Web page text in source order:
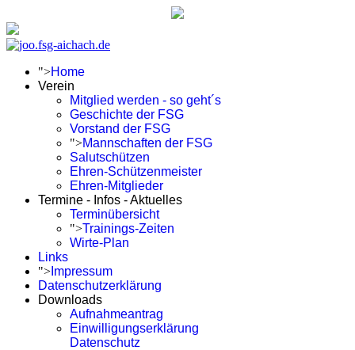
">Home
Verein
Mitglied werden - so geht´s
Geschichte der FSG
Vorstand der FSG
">Mannschaften der FSG
Salutschützen
Ehren-Schützenmeister
Ehren-Mitglieder
Termine - Infos - Aktuelles
Terminübersicht
">Trainings-Zeiten
Wirte-Plan
Links
"> Impressum
Datenschutzerklärung
Downloads
Aufnahmeantrag
Einwilligungserklärung
Datenschutz